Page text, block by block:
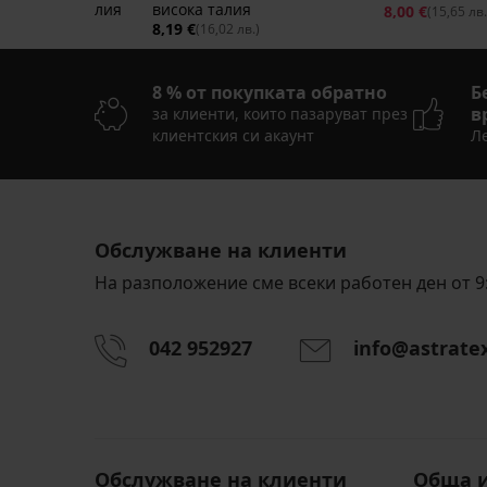
висока талия
висока талия
8,19 €(16,02 лв.)
8,00 €(15,65
8 % от покупката обратно
за клиенти, които пазаруват през
клиентския си акаунт
Обслужване на клиенти
На разположение сме всеки работен ден от
042 952927
Обслужване на клиенти Обща